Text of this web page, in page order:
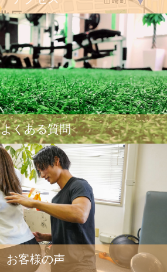
よくある質問
お客様の声